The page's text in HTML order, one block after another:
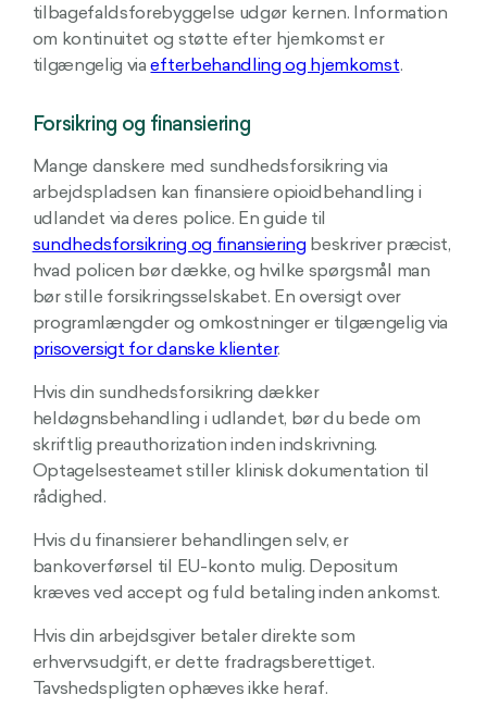
tilbagefaldsforebyggelse udgør kernen. Information
om kontinuitet og støtte efter hjemkomst er
tilgængelig viaefterbehandling og hjemkomst.
Forsikring og finansiering
Mange danskere med sundhedsforsikring via
arbejdspladsen kan finansiere opioidbehandling i
udlandet via deres police. En guide til
sundhedsforsikring og finansieringbeskriver præcist,
hvad policen bør dække, og hvilke spørgsmål man
bør stille forsikringsselskabet. En oversigt over
programlængder og omkostninger er tilgængelig via
prisoversigt for danske klienter.
Hvis din sundhedsforsikring dækker
heldøgnsbehandling i udlandet, bør du bede om
skriftlig preauthorization inden indskrivning.
Optagelsesteamet stiller klinisk dokumentation til
rådighed.
Hvis du finansierer behandlingen selv, er
bankoverførsel til EU-konto mulig. Depositum
kræves ved accept og fuld betaling inden ankomst.
Hvis din arbejdsgiver betaler direkte som
erhvervsudgift, er dette fradragsberettiget.
Tavshedspligten ophæves ikke heraf.